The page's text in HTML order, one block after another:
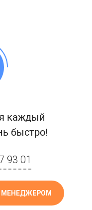
каждый
быстро!
93 01
МЕНЕДЖЕРОМ